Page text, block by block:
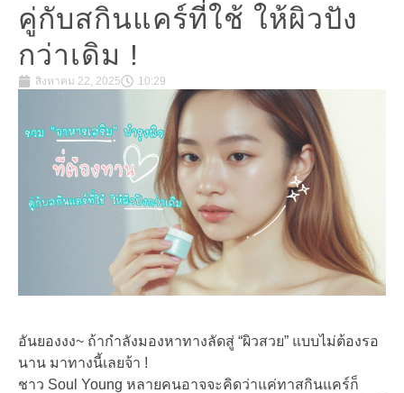
คู่กับสกินแคร์ที่ใช้ ให้ผิวปัง
กว่าเดิม !
สิงหาคม 22, 2025 10:29
อันยองงง~ ถ้ากำลังมองหาทางลัดสู่ “ผิวสวย” แบบไม่ต้องรอ
นาน มาทางนี้เลยจ้า !
ชาว Soul Young หลายคนอาจจะคิดว่าแค่ทาสกินแคร์ก็